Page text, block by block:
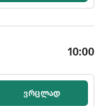
10:00
ᲕᲠᲪᲚᲐᲓ